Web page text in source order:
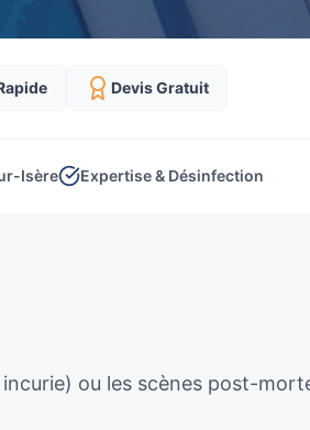
Devis Gratuit
Isère Expertise & Désinfection
ou les scènes post-